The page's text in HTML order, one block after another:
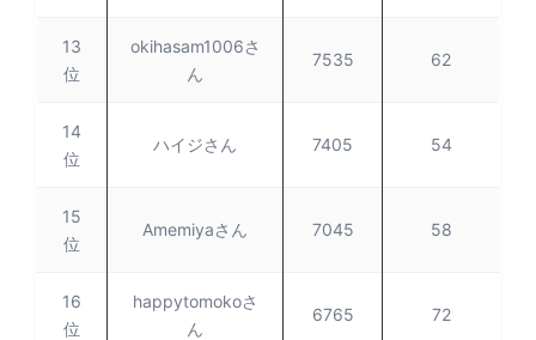
13
位
okihasam1006さ
ん
7535 62
14
位
ハイジさん 7405 54
15
位
Amemiyaさん 7045 58
16
位
happytomokoさ
ん
6765 72